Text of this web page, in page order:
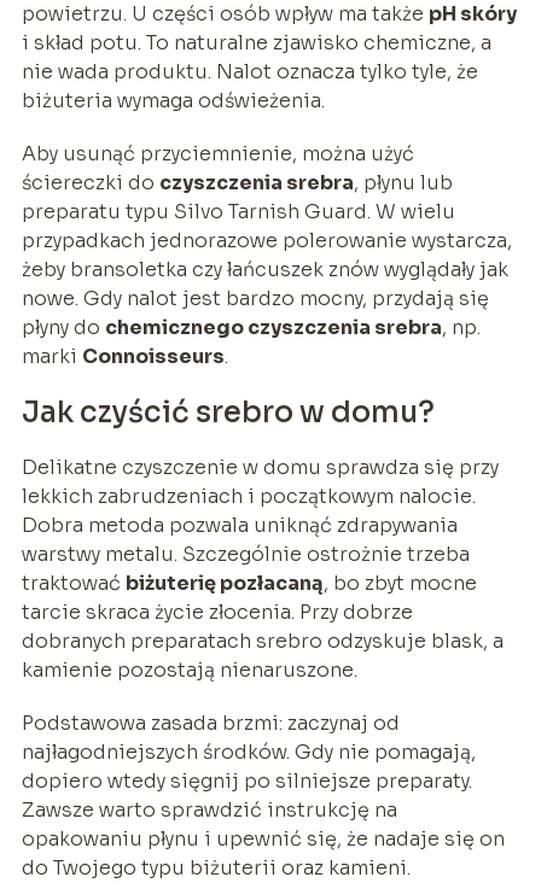
powietrzu. U części osób wpływ ma także pH skóry
i skład potu. To naturalne zjawisko chemiczne, a
nie wada produktu. Nalot oznacza tylko tyle, że
biżuteria wymaga odświeżenia.
Aby usunąć przyciemnienie, można użyć
ściereczki do czyszczenia srebra, płynu lub
preparatu typu Silvo Tarnish Guard. W wielu
przypadkach jednorazowe polerowanie wystarcza,
żeby bransoletka czy łańcuszek znów wyglądały jak
nowe. Gdy nalot jest bardzo mocny, przydają się
płyny do chemicznego czyszczenia srebra, np.
marki Connoisseurs.
Jak czyścić srebro w domu?
Delikatne czyszczenie w domu sprawdza się przy
lekkich zabrudzeniach i początkowym nalocie.
Dobra metoda pozwala uniknąć zdrapywania
warstwy metalu. Szczególnie ostrożnie trzeba
traktować biżuterię pozłacaną, bo zbyt mocne
tarcie skraca życie złocenia. Przy dobrze
dobranych preparatach srebro odzyskuje blask, a
kamienie pozostają nienaruszone.
Podstawowa zasada brzmi: zaczynaj od
najłagodniejszych środków. Gdy nie pomagają,
dopiero wtedy sięgnij po silniejsze preparaty.
Zawsze warto sprawdzić instrukcję na
opakowaniu płynu i upewnić się, że nadaje się on
do Twojego typu biżuterii oraz kamieni.